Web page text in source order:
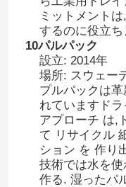
ミットメント
するのに役立ち
10パルパック
設立: 2014年
場所: スウェー
プルパックは
れていますド
アプローチ は,
て リサイクル
ション を 作り
技術では水を
作る. 湿ったパ